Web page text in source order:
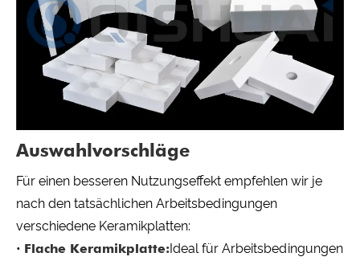
Auswahlvorschläge
Für einen besseren Nutzungseffekt empfehlen wir je
nach den tatsächlichen Arbeitsbedingungen
verschiedene Keramikplatten:
• Flache Keramikplatte:Ideal für Arbeitsbedingungen